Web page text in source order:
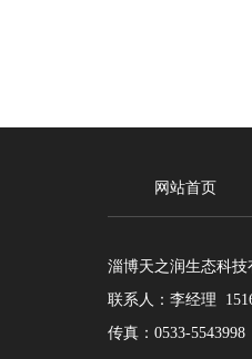
网站首页
淄博天之润生态科技
联系人：李经理
传真：0533-5543998